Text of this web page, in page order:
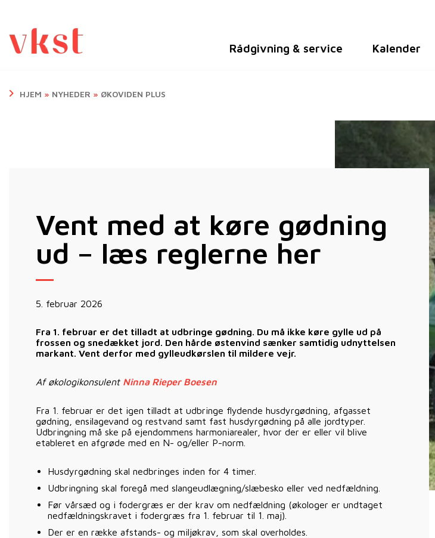
Rådgivning & service Kalender
HJEM » NYHEDER » ØKOVIDEN PLUS
Vent med at køre gødning
ud – læs reglerne her
5. februar 2026
Fra 1. februar er det tilladt at udbringe gødning. Du må ikke køre gylle ud på
frossen og snedækket jord. Den hårde østenvind sænker samtidig udnyttelsen
markant. Vent derfor med gylleudkørslen til mildere vejr.
Af økologikonsulent Ninna Rieper Boesen
Fra 1. februar er det igen tilladt at udbringe flydende husdyrgødning, afgasset
gødning, ensilagevand og restvand samt fast husdyrgødning på alle jordtyper.
Udbringning må ske på ejendommens harmoniarealer, hvor der er eller vil blive
etableret en afgrøde med en N- og/eller P-norm.
Husdyrgødning skal nedbringes inden for 4 timer.
Udbringning skal foregå med slangeudlægning/slæbesko eller ved nedfældning.
Før vårsæd og i fodergræs er der krav om nedfældning (økologer er undtaget
nedfældningskravet i fodergræs fra 1. februar til 1. maj).
Der er en række afstands- og miljøkrav, som skal overholdes.